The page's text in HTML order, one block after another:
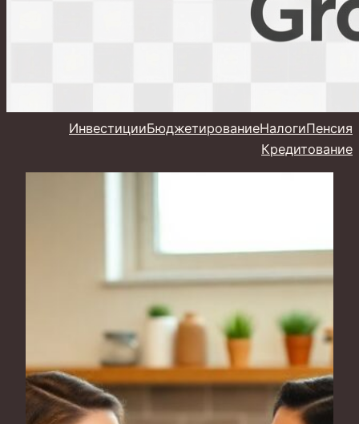
ИнвестицииБюджетированиеНалогиПенсия
Кредитование